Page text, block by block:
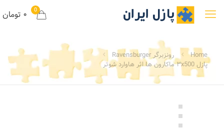
0 ۰ تومان
Home
رونزبرگر Ravensburger
پازل ۳x500 ماکارون ها اثر هاوارد شوتر